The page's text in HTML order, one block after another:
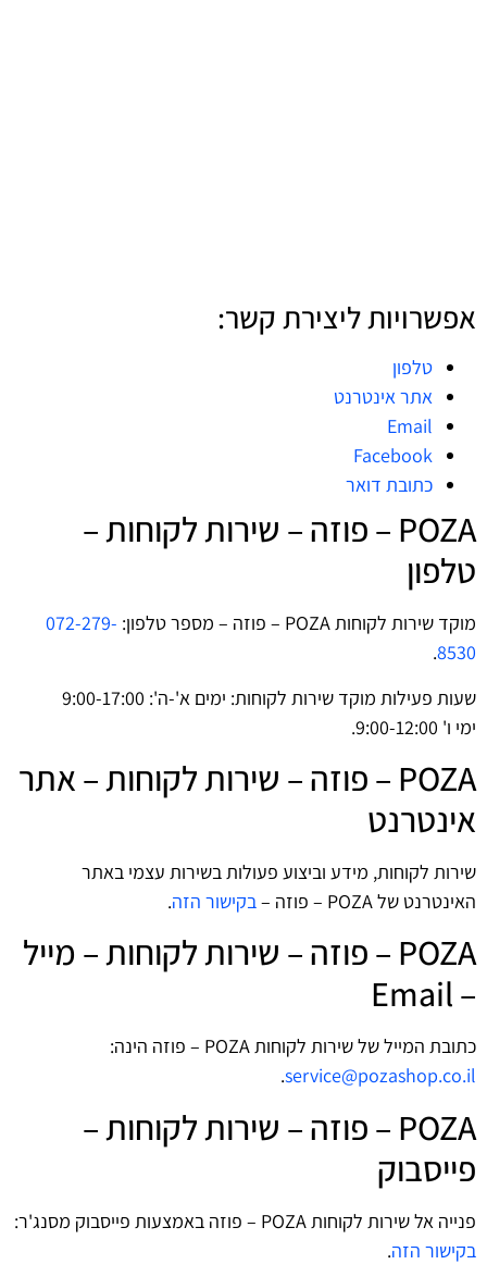
אפשרויות ליצירת קשר:
טלפון
אתר אינטרנט
Email
Facebook
כתובת דואר
POZA – פוזה – שירות לקוחות –
טלפון
מוקד שירות לקוחות POZA – פוזה – מספר טלפון:
072-279-
8530
.
שעות פעילות מוקד שירות לקוחות: ימים א'-ה': 9:00-17:00
ימי ו' 9:00-12:00.
POZA – פוזה – שירות לקוחות – אתר
אינטרנט
שירות לקוחות, מידע וביצוע פעולות בשירות עצמי באתר
האינטרנט של POZA – פוזה –
בקישור הזה.
POZA – פוזה – שירות לקוחות – מייל
– Email
כתובת המייל של שירות לקוחות POZA – פוזה הינה:
service@pozashop.co.il
.
POZA – פוזה – שירות לקוחות –
פייסבוק
פנייה אל שירות לקוחות POZA – פוזה באמצעות פייסבוק מסנג'ר:
בקישור הזה.